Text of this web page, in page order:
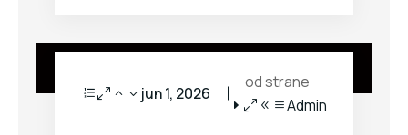
od strane
Admin
jun 1, 2026